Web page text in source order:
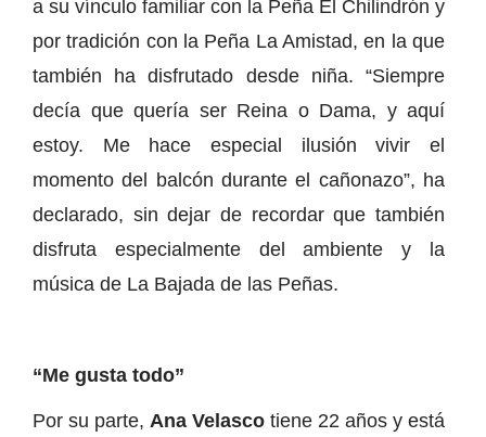
a su vínculo familiar con la Peña El Chilindrón y
por tradición con la Peña La Amistad, en la que
también ha disfrutado desde niña. “Siempre
decía que quería ser Reina o Dama, y aquí
estoy. Me hace especial ilusión vivir el
momento del balcón durante el cañonazo”, ha
declarado, sin dejar de recordar que también
disfruta especialmente del ambiente y la
música de La Bajada de las Peñas.
“Me gusta todo”
Por su parte, Ana Velasco tiene 22 años y está